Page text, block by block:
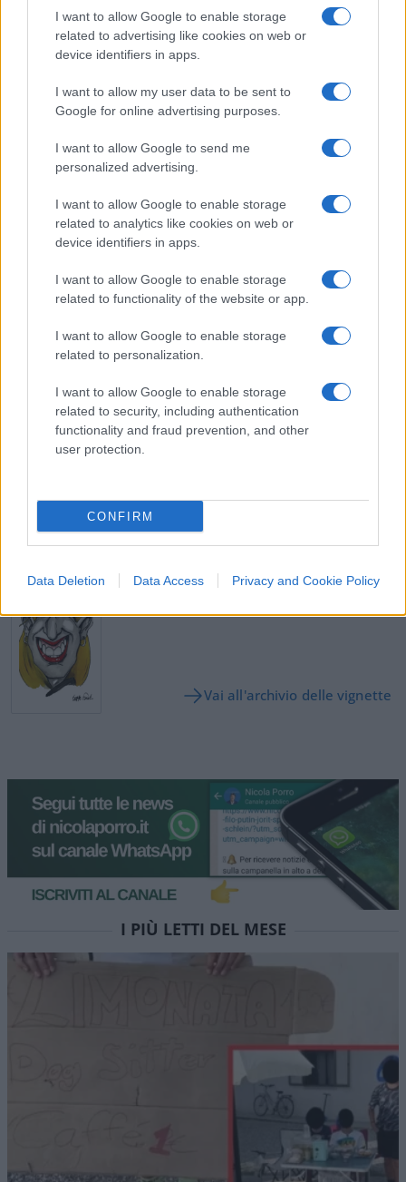
I want to allow Google to enable storage
related to advertising like cookies on web or
device identifiers in apps.
I want to allow my user data to be sent to
Google for online advertising purposes.
I want to allow Google to send me
personalized advertising.
I want to allow Google to enable storage
related to analytics like cookies on web or
device identifiers in apps.
I want to allow Google to enable storage
related to functionality of the website or app.
I want to allow Google to enable storage
related to personalization.
I want to allow Google to enable storage
related to security, including authentication
functionality and fraud prevention, and other
user protection.
CONFIRM
Data Deletion Data Access Privacy and Cookie Policy
frenate. Perché un’automobile con classe Euro
elevata, se è guidata in modo inefficiente, può
generare un impatto ambientale maggiore
rispetto a un veicolo più vecchio ma guidato in
modo “amico dell’ambiente”.
Contenuto consigliato
SEDUTE SATIRICHE
Vai all'archivio delle vignette
I PIÙ LETTI DEL MESE